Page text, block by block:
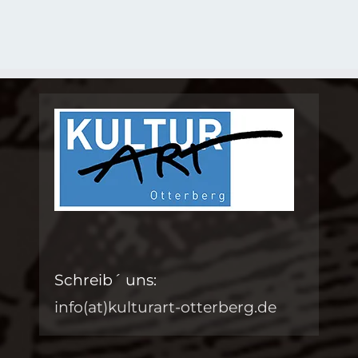
Schreib´ uns:
info(at)kulturart-otterberg.de